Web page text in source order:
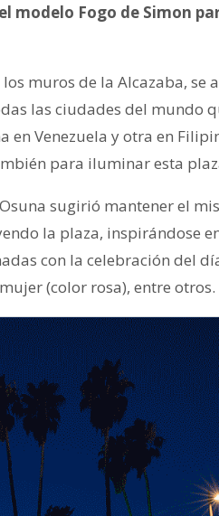
modelo Fogo de Simon
muros de la Alcazaba, se
las ciudades del mundo
en Venezuela y otra en
para iluminar esta
sugirió mantener el
la plaza, inspirándose
con la celebración del
(color rosa), entre otros.